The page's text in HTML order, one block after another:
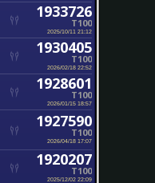
1933726
T100
2025/10/11 21:12
1930405
T100
2026/02/18 22:52
1928601
T100
2026/01/15 18:57
1927590
T100
2026/04/18 17:07
1920207
T100
2025/12/02 22:09